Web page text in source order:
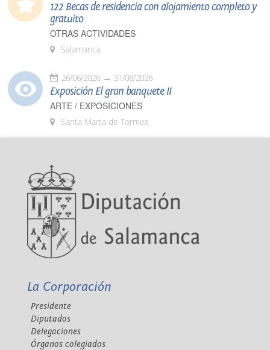
122 Becas de residencia con alojamiento completo y
gratuito
OTRAS ACTIVIDADES
Salamanca
26/06/2026 31/08/2026
Exposición El gran banquete II
ARTE / EXPOSICIONES
Santa Marta de Tormes
La Corporación
Presidente
Diputados
Delegaciones
Órganos colegiados